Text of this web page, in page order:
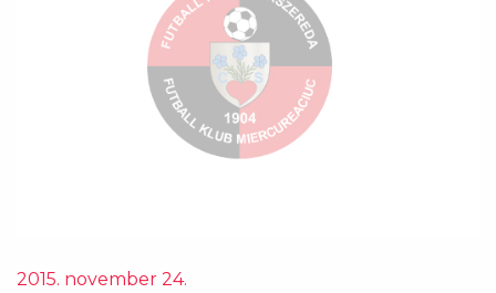
2015. november 24.